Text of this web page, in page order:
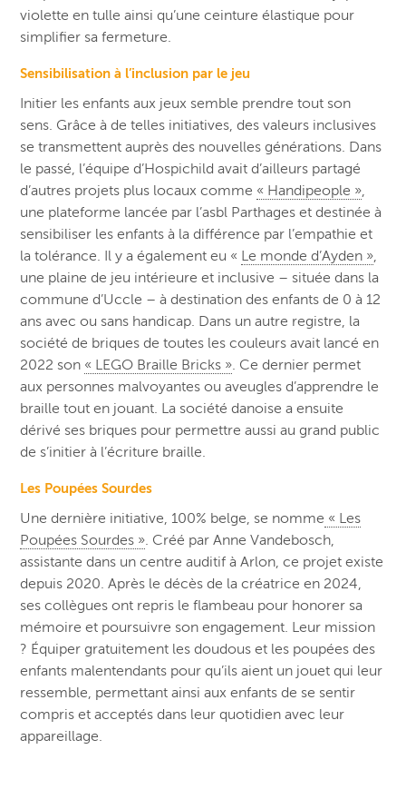
violette en tulle ainsi qu’une ceinture élastique pour
simplifier sa fermeture.
Sensibilisation à l’inclusion par le jeu
Initier les enfants aux jeux semble prendre tout son
sens. Grâce à de telles initiatives, des valeurs inclusives
se transmettent auprès des nouvelles générations. Dans
le passé, l’équipe d’Hospichild avait d’ailleurs partagé
d’autres projets plus locaux comme « Handipeople »,
une plateforme lancée par l’asbl Parthages et destinée à
sensibiliser les enfants à la différence par l’empathie et
la tolérance. Il y a également eu « Le monde d’Ayden »,
une plaine de jeu intérieure et inclusive – située dans la
commune d’Uccle – à destination des enfants de 0 à 12
ans avec ou sans handicap. Dans un autre registre, la
société de briques de toutes les couleurs avait lancé en
2022 son « LEGO Braille Bricks ». Ce dernier permet
aux personnes malvoyantes ou aveugles d’apprendre le
braille tout en jouant. La société danoise a ensuite
dérivé ses briques pour permettre aussi au grand public
de s’initier à l’écriture braille.
Les Poupées Sourdes
Une dernière initiative, 100% belge, se nomme « Les
Poupées Sourdes ». Créé par Anne Vandebosch,
assistante dans un centre auditif à Arlon, ce projet existe
depuis 2020. Après le décès de la créatrice en 2024,
ses collègues ont repris le flambeau pour honorer sa
mémoire et poursuivre son engagement. Leur mission
? Équiper gratuitement les doudous et les poupées des
enfants malentendants pour qu’ils aient un jouet qui leur
ressemble, permettant ainsi aux enfants de se sentir
compris et acceptés dans leur quotidien avec leur
appareillage.